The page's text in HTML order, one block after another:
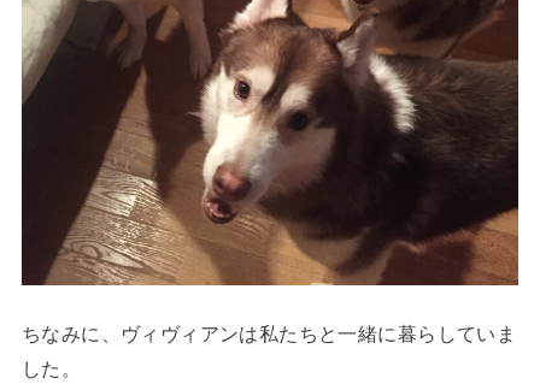
ちなみに、ヴィヴィアンは私たちと一緒に暮らしていま
した。